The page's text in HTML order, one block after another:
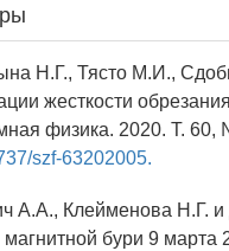
Н.Г., Тясто М.И.,
жесткости
физика. 2020. Т. 60,
szf-63202005.
А.А., Клейменова Н.Г.
бури 9